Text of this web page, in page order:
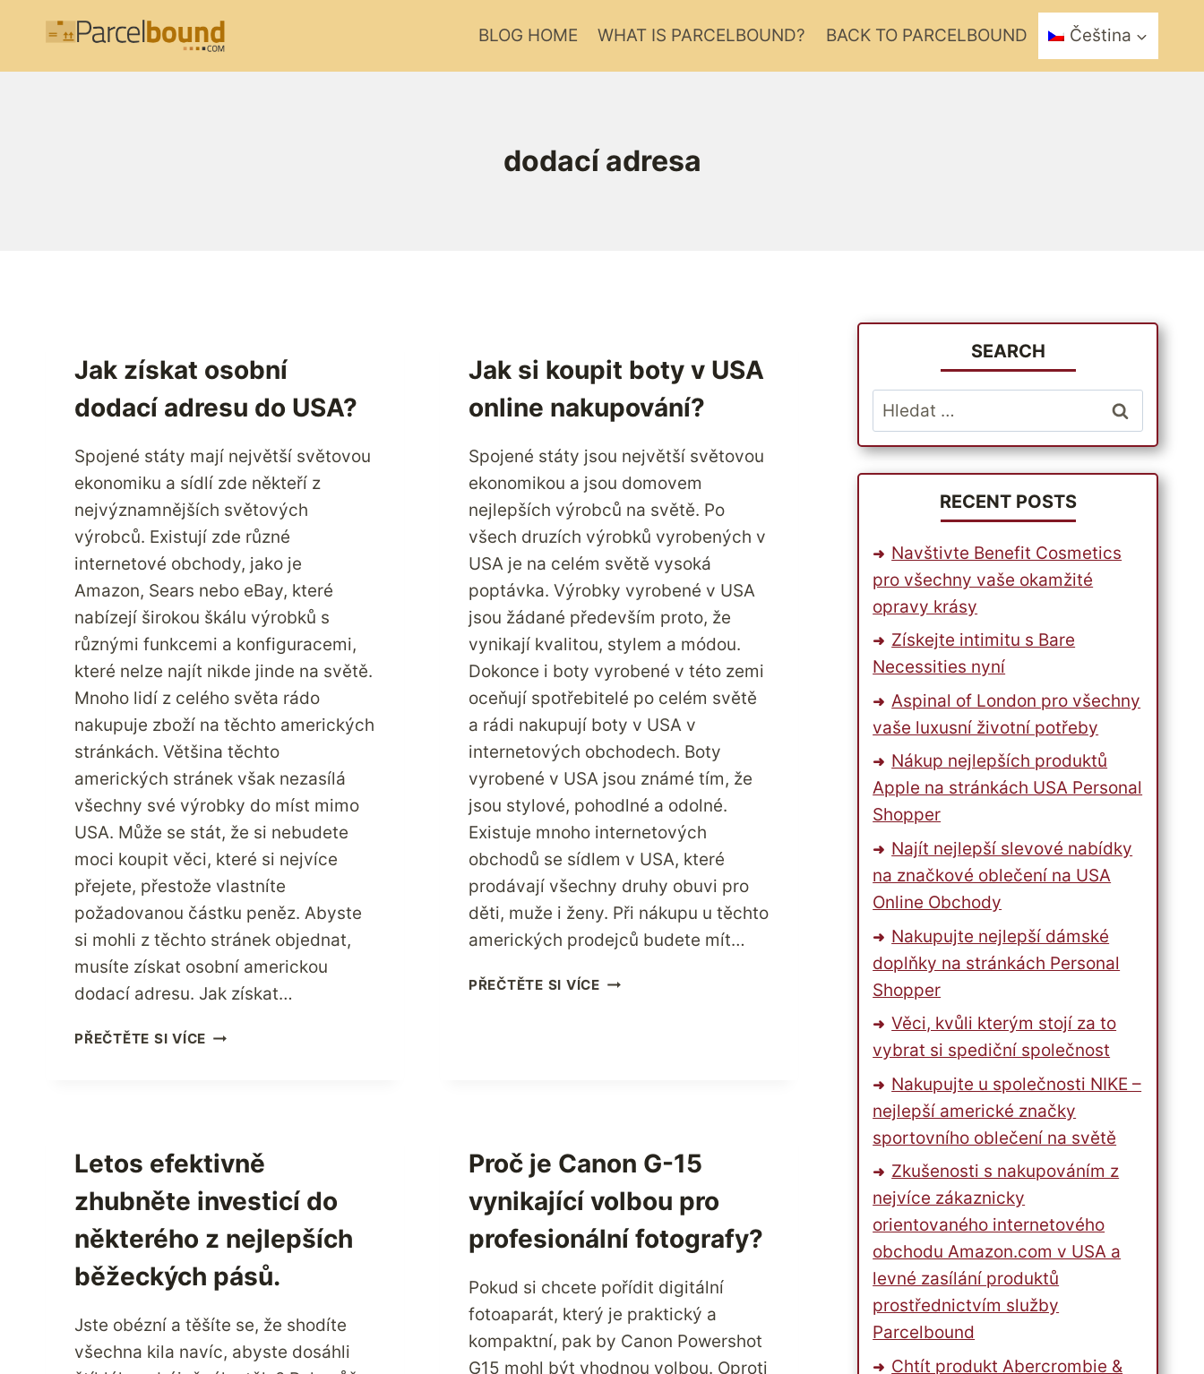
BLOG HOME WHAT IS PARCELBOUND? BACK TO PARCELBOUND Čeština
dodací adresa
Jak získat osobní
dodací adresu do USA?
Spojené státy mají největší světovou
ekonomiku a sídlí zde někteří z
nejvýznamnějších světových
výrobců. Existují zde různé
internetové obchody, jako je
Amazon, Sears nebo eBay, které
nabízejí širokou škálu výrobků s
různými funkcemi a konfiguracemi,
které nelze najít nikde jinde na světě.
Mnoho lidí z celého světa rádo
nakupuje zboží na těchto amerických
stránkách. Většina těchto
amerických stránek však nezasílá
všechny své výrobky do míst mimo
USA. Může se stát, že si nebudete
moci koupit věci, které si nejvíce
přejete, přestože vlastníte
požadovanou částku peněz. Abyste
si mohli z těchto stránek objednat,
musíte získat osobní americkou
dodací adresu. Jak získat…
PŘEČTĚTE SI VÍCE JAK
USA?
Jak si koupit boty v USA
online nakupování?
Spojené státy jsou největší světovou
ekonomikou a jsou domovem
nejlepších výrobců na světě. Po
všech druzích výrobků vyrobených v
USA je na celém světě vysoká
poptávka. Výrobky vyrobené v USA
jsou žádané především proto, že
vynikají kvalitou, stylem a módou.
Dokonce i boty vyrobené v této zemi
oceňují spotřebitelé po celém světě
a rádi nakupují boty v USA v
internetových obchodech. Boty
vyrobené v USA jsou známé tím, že
jsou stylové, pohodlné a odolné.
Existuje mnoho internetových
obchodů se sídlem v USA, které
prodávají všechny druhy obuvi pro
děti, muže i ženy. Při nákupu u těchto
amerických prodejců budete mít…
PŘEČTĚTE SI VÍCEJAK
Letos efektivně
zhubněte investicí do
některého z nejlepších
běžeckých pásů.
Jste obézní a těšíte se, že shodíte
všechna kila navíc, abyste dosáhli
Proč je Canon G-15
vynikající volbou pro
profesionální fotografy?
Pokud si chcete pořídit digitální
fotoaparát, který je praktický a
kompaktní, pak by Canon Powershot
G15 mohl být vhodnou volbou. Oproti
SEARCH
Vyhledávání
RECENT POSTS
Navštivte Benefit Cosmetics
pro všechny vaše okamžité
opravy krásy
Získejte intimitu s Bare
Necessities nyní
Aspinal of London pro všechny
vaše luxusní životní potřeby
Nákup nejlepších produktů
Apple na stránkách USA Personal
Shopper
Najít nejlepší slevové nabídky
na značkové oblečení na USA
Online Obchody
Nakupujte nejlepší dámské
doplňky na stránkách Personal
Shopper
Věci, kvůli kterým stojí za to
vybrat si spediční společnost
Nakupujte u společnosti NIKE –
nejlepší americké značky
sportovního oblečení na světě
Zkušenosti s nakupováním z
nejvíce zákaznicky
orientovaného internetového
obchodu Amazon.com v USA a
levné zasílání produktů
prostřednictvím služby
Parcelbound
Chtít produkt Abercrombie &